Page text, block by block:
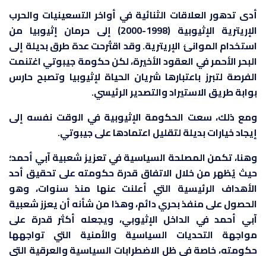
أدى تدهور العلاقات الثنائية في أواخر التسعينيات والحرب
الإريترية الإثيوبية (1998-2000) إلى حرمان إثيوبيا من
استخدام الموانئ الإريترية. وقد اقتُرحت عدة طرق بديلة إلى
البحر الأحمر في العقود الأخيرة، لكن حكومة جيبوتي اغتنمت
الفرصة لتبرز باعتبارها شريان الحياة لإثيوبيا وتصبح حارس
بوابة طريق الاستيراد والتصدير الرئيسي.
ومع ذلك، سعت الحكومة الإثيوبية في الوقت نفسه إلى
إيجاد خيارات بديلة لتقليل اعتمادها على جيبوتي.
وهنا، تكمن المصلحة السياسية في تعزيز شعبية آبي أحمد؛
حيث يُظهر من خلال الاتفاق قدرة حكومته على تحقيق أحد
الأهداف الرئيسية التي أعلنت عنها منذ سنوات، وهو
الحصول على منفذ بحري دائم، وهذا من شأنه أن يعزز شعبية
آبي أحمد في الداخل الإثيوبي، ويجعله أكثر قدرة على
مواجهة التحديات السياسية والأمنية التي تواجهها
حكومته، خاصة في ظل الاضطرابات السياسية والعرقية التي